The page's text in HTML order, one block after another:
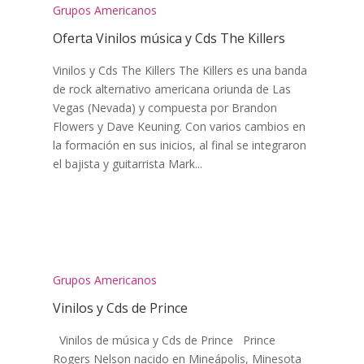
Grupos Americanos
Oferta Vinilos música y Cds The Killers
Vinilos y Cds The Killers The Killers es una banda
de rock alternativo americana oriunda de Las
Vegas (Nevada) y compuesta por Brandon
Flowers y Dave Keuning. Con varios cambios en
la formación en sus inicios, al final se integraron
el bajista y guitarrista Mark...
Grupos Americanos
Vinilos y Cds de Prince
Vinilos de música y Cds de Prince Prince
Rogers Nelson nacido en Mineápolis, Minesota